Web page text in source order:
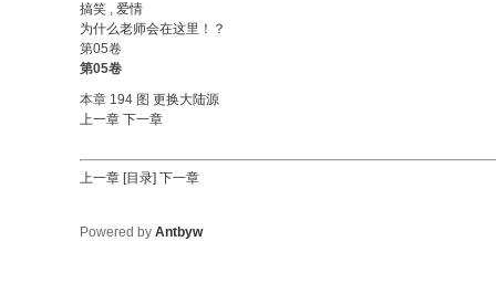
搞笑 , 爱情
为什么老师会在这里！？
第05卷
第05卷
本章 194 图 更换大陆源
上一章 下一章
上一章 [目录] 下一章
Powered by Antbyw